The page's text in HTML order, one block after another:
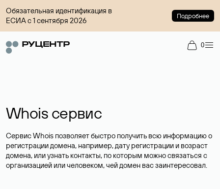
Обязательная идентификация в
ЕСИА с 1 сентября 2026
Подробнее
0
Whois сервис
Сервис Whois позволяет быстро получить всю информацию о
регистрации домена, например, дату регистрации и возраст
домена, или узнать контакты, по которым можно связаться с
организацией или человеком, чей домен вас заинтересовал.